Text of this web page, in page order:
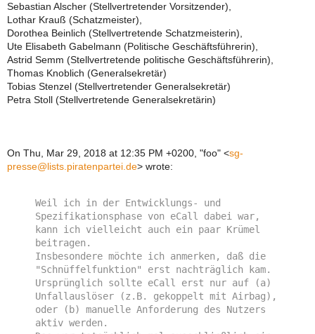
Sebastian Alscher (Stellvertretender Vorsitzender),
Lothar Krauß (Schatzmeister),
Dorothea Beinlich (Stellvertretende Schatzmeisterin),
Ute Elisabeth Gabelmann (Politische Geschäftsführerin),
Astrid Semm (Stellvertretende politische Geschäftsführerin),
Thomas Knoblich (Generalsekretär)
Tobias Stenzel (Stellvertretender Generalsekretär)
Petra Stoll (Stellvertretende Generalsekretärin)
On Thu, Mar 29, 2018 at 12:35 PM +0200, "foo" <sg-
presse@lists.piratenpartei.de> wrote:
Weil ich in der Entwicklungs- und
Spezifikationsphase von eCall dabei war,
kann ich vielleicht auch ein paar Krümel
beitragen.
Insbesondere möchte ich anmerken, daß die
"Schnüffelfunktion" erst nachträglich kam.
Ursprünglich sollte eCall erst nur auf (a)
Unfallauslöser (z.B. gekoppelt mit Airbag),
oder (b) manuelle Anforderung des Nutzers
aktiv werden.